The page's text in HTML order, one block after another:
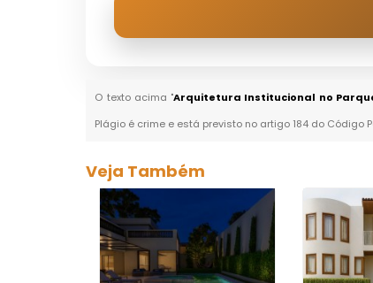
O texto acima "Arquitetura Institucional no
Plágio é crime e está previsto no artigo 184 do Código
Veja Também